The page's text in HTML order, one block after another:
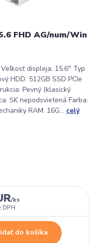
FHD AG/num/Win
displeja: 15.6" Typ
HDD: 512GB SSD PCIe
Pevný (klasický
SK nepodsvietená Farba:
RAM: 16G... celý
/ks
DPH
do košíka